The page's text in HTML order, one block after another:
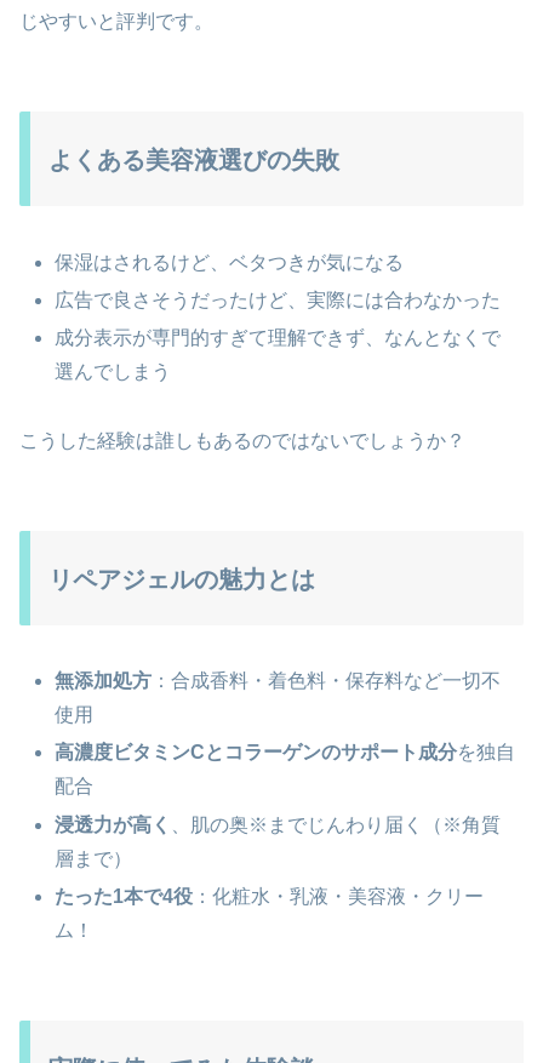
じやすいと評判です。
よくある美容液選びの失敗
保湿はされるけど、ベタつきが気になる
広告で良さそうだったけど、実際には合わなかった
成分表示が専門的すぎて理解できず、なんとなくで
選んでしまう
こうした経験は誰しもあるのではないでしょうか？
リペアジェルの魅力とは
無添加処方 ：合成香料・着色料・保存料など一切不
使用
高濃度ビタミンCとコラーゲンのサポート成分を独自
配合
浸透力が高く
、肌の奥※までじんわり届く（※角質
層まで）
たった1本で4役 ：化粧水・乳液・美容液・クリー
ム！